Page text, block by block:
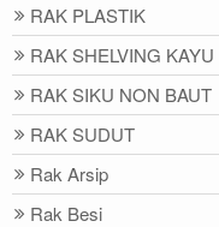
RAK PLASTIK
RAK SHELVING KAYU
RAK SIKU NON BAUT
RAK SUDUT
Rak Arsip
Rak Besi